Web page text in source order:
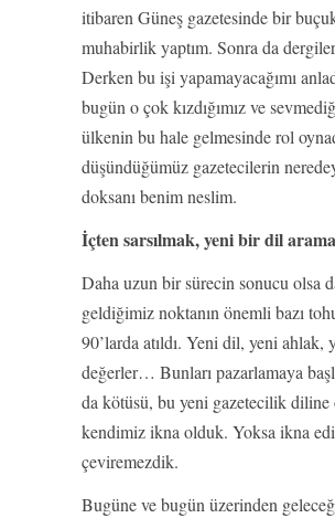
itibaren Güneş gazetesinde bir
muhabirlik yaptım. Sonra da
Derken bu işi yapamayacağımı
bugün o çok kızdığımız ve
ülkenin bu hale gelmesinde rol
düşündüğümüz gazetecilerin
doksanı benim neslim.
İçten sarsılmak, yeni bir dil
Daha uzun bir sürecin sonucu olsa
geldiğimiz noktanın önemli bazı
90’larda atıldı. Yeni dil, yeni ahlak,
değerler… Bunları pazarlamaya
da kötüsü, bu yeni gazetecilik diline
kendimiz ikna olduk. Yoksa ikna
çeviremezdik.
Bugüne ve bugün üzerinden